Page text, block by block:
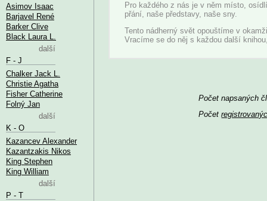
Pro každého z nás je v něm místo,
přání, naše představy, naše sny.
Tento nádherný svět opouštíme v
Vracíme se do něj s každou další
Počet napsaných
Počet
Asimov Isaac
Barjavel René
Barker Clive
Black Laura L.
další
F - J
Chalker Jack L.
Christie Agatha
Fisher Catherine
Folný Jan
další
K - O
Kazancev Alexander
Kazantzakis Nikos
King Stephen
King William
další
P - T